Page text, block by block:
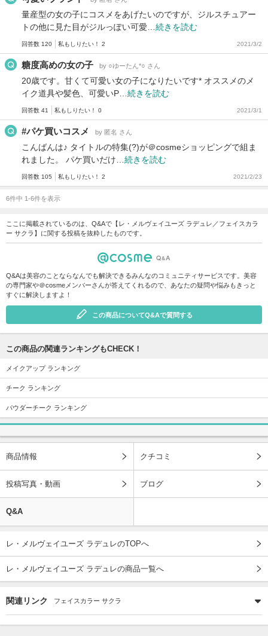
量産型の女の子にコスメをあげたいのですが、ジルスチュアー
トの他に見た目がジルっぽい可愛… 続きを読む
回答数 120 私もしりたい！ 2 2021/3/2
糖度高めの女の子 by ○ゆーたん*○ さん
20歳です。甘くて可愛い女の子になりたいです* オススメのメ
イク道具や髪色、可愛いP… 続きを読む
回答数 41 私もしりたい！ 0 2021/3/1
#パケ買いコスメ by 匿名 さん
こんばんは♪ タイトルの特集(?)が＠cosmeショッピングで組ま
れました。 パケ買いだけ… 続きを読む
回答数 105 私もしりたい！ 2 2021/2/23
6件中 1-6件を表示
ここに掲載されているのは、Q&Aで【レ・メルヴェイユーズ ラデュレ／フェイスカラ
ー サクラ】に関する投稿を抜粋したものです。
Q&Aは美容のことならなんでも解決できるみんなのコミュニティサービスです。美容
の専門家や＠cosmeメンバーさんが答えてくれるので、あなたの疑問や悩みもきっと
すぐに解決しますよ！
この商品についてQ&Aで質問する
この商品の関連ランキングもCHECK！
メイクアップ ランキング
チーク ランキング
パウダーチーク ランキング
商品情報 クチコミ
投稿写真・動画 ブログ
Q&A
レ・メルヴェイユーズ ラデュレのTOPへ
レ・メルヴェイユーズ ラデュレの商品一覧へ
関連リンク フェイスカラー サクラ